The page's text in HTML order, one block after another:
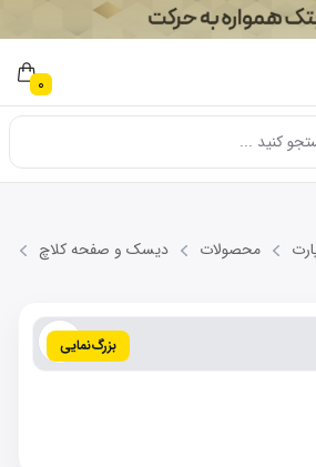
0
محصولات دیسک و صفحه کلاچ
بزرگ‌نمایی